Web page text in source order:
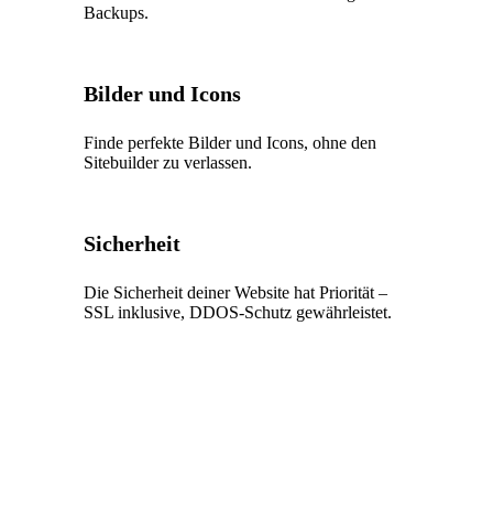
Backups.
Bilder und Icons
Finde perfekte Bilder und Icons, ohne den
Sitebuilder zu verlassen.
Sicherheit
Die Sicherheit deiner Website hat Priorität –
SSL inklusive, DDOS-Schutz gewährleistet.